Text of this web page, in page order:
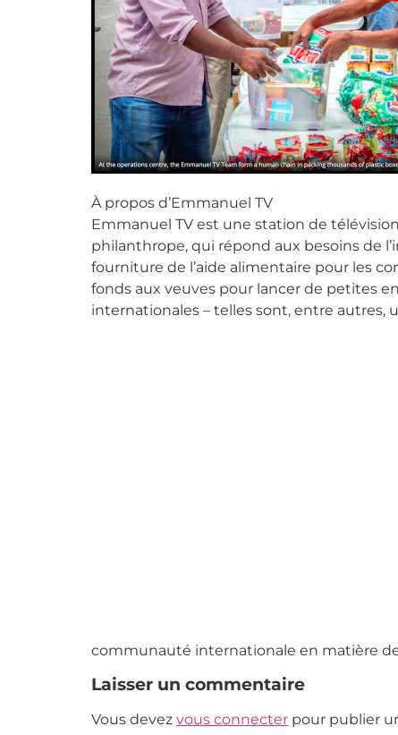
À propos d’Emmanuel TV
Emmanuel TV est une station de
philanthrope, qui répond aux besoins de
fourniture de l’aide alimentaire pour les
fonds aux veuves pour lancer de petites
internationales – telles sont, entre autres,
communauté internationale en matière
Laisser un commentaire
Vous devez vous connecter pour publier